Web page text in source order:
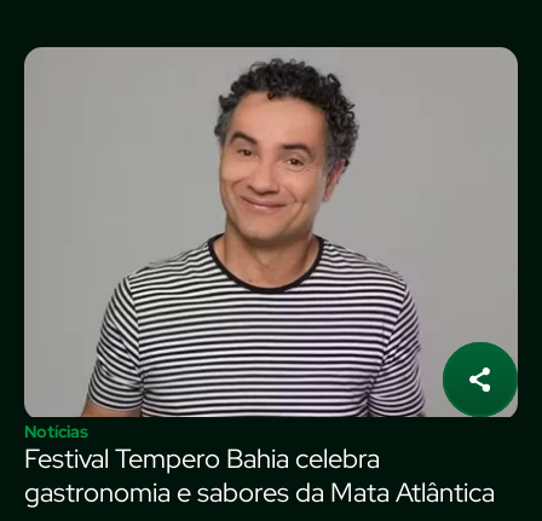
Notícias
Festival Tempero Bahia celebra
gastronomia e sabores da Mata Atlântica